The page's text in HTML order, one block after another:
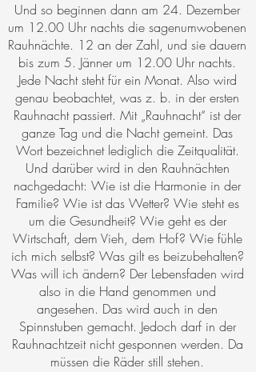
Und so beginnen dann am 24. Dezember
um 12.00 Uhr nachts die sagenumwobenen
Rauhnächte. 12 an der Zahl, und sie dauern
bis zum 5. Jänner um 12.00 Uhr nachts.
Jede Nacht steht für ein Monat. Also wird
genau beobachtet, was z. b. in der ersten
Rauhnacht passiert. Mit „Rauhnacht“ ist der
ganze Tag und die Nacht gemeint. Das
Wort bezeichnet lediglich die Zeitqualität.
Und darüber wird in den Rauhnächten
nachgedacht: Wie ist die Harmonie in der
Familie? Wie ist das Wetter? Wie steht es
um die Gesundheit? Wie geht es der
Wirtschaft, dem Vieh, dem Hof? Wie fühle
ich mich selbst? Was gilt es beizubehalten?
Was will ich ändern? Der Lebensfaden wird
also in die Hand genommen und
angesehen. Das wird auch in den
Spinnstuben gemacht. Jedoch darf in der
Rauhnachtzeit nicht gesponnen werden. Da
müssen die Räder still stehen.